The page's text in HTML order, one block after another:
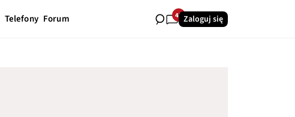
Telefony Forum 42Zaloguj się